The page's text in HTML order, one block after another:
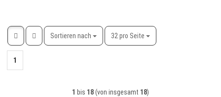
Sortieren nach
Sortieren nach 32 pro Seite
pro Seite
1
1 bis 18(von insgesamt 18)